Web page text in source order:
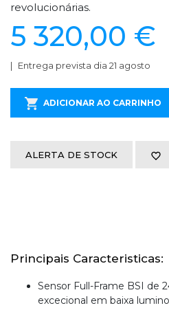
revolucionárias.
5 320,00 €
Entrega prevista dia 21 agosto
ADICIONAR AO CARRINHO
ALERTA DE STOCK
Principais Caracteristicas:
Sensor Full-Frame BSI de
excecional em baixa